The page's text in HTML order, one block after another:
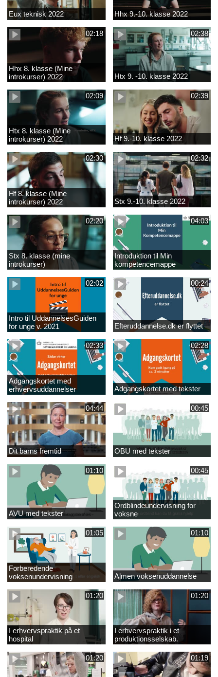
Eux teknisk 2022 Hhx 9.-10. klasse 2022
02:18
Hhx 8. klasse (Mine
introkurser) 2022
02:38
Htx 9. -10. klasse 2022
02:09
Htx 8. klasse (Mine
introkurser) 2022
02:39
Hf 9.-10. klasse 2022
02:30
Hf 8. klasse (Mine
introkurser) 2022
02:32
Stx 9.-10. klasse 2022
02:20
Stx 8. klasse (mine
introkurser)
04:03
Introduktion til Min
kompetencemappe
02:02
Intro til UddannelsesGuiden
for unge v. 2021
00:24
Efteruddannelse.dk er flyttet
02:33
Adgangskortet med
erhvervsuddannelser
02:28
Adgangskortet med tekster
04:44
Dit barns fremtid
00:45
OBU med tekster
01:10
AVU med tekster
00:45
Ordblindeundervisning for
voksne
01:05
Forberedende
voksenundervisning
01:10
Almen voksenuddannelse
01:20
I erhvervspraktik på et
hospital
01:20
I erhvervspraktik i et
produktionsselskab.
01:20 01:19